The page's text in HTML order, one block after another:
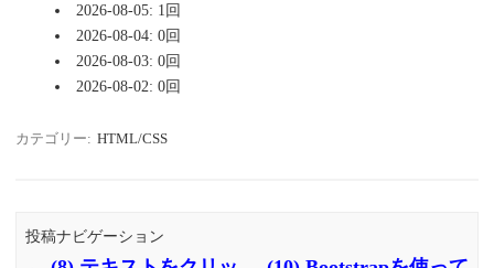
2026-08-05: 1回
2026-08-04: 0回
2026-08-03: 0回
2026-08-02: 0回
カテゴリー: HTML/CSS
投稿ナビゲーション